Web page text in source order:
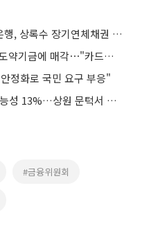
李 “약탈 금융” 지적에⋯하나은행, 상록수 장기연체채권 매각
신한카드, 상록수 보유 채권 새도약기금에 매각⋯"카드대란 차주 재기 지원"
정화로 국민 요구 부응"
美 클래리티 법안 연내 통과 가능성 13%…상원 문턱서 제동
#금융위원회